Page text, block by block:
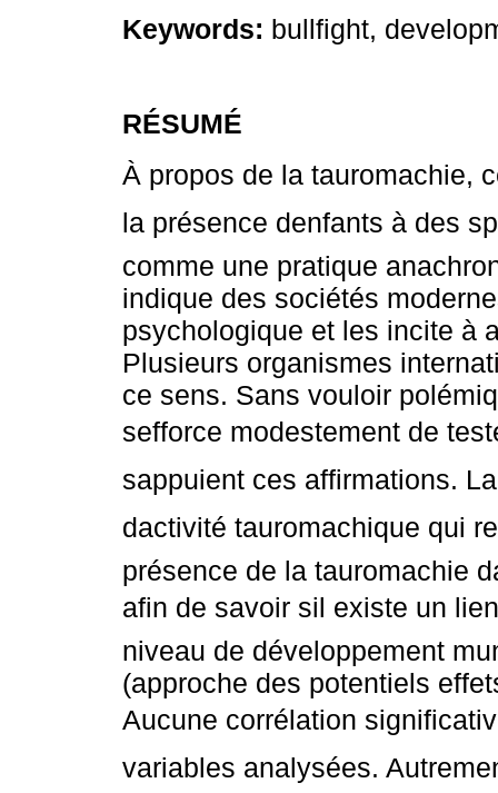
Keywords: bullfight,
RÉSUMÉ
À propos de la tauromachie,
la présence denfants à des
comme une pratique
indique des sociétés
psychologique et les incite à
Plusieurs organismes
ce sens. Sans vouloir
sefforce modestement de
sappuient ces affirmations.
dactivité tauromachique qui
présence de la tauromachie
afin de savoir sil existe un
niveau de développement
(approche des potentiels
Aucune corrélation
variables analysées.